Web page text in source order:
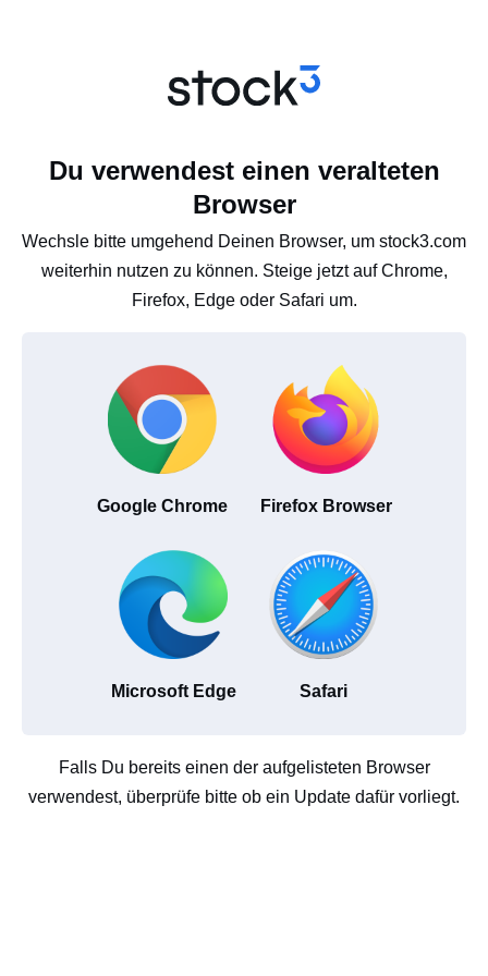
Du verwendest einen veralteten
Browser
Wechsle bitte umgehend Deinen Browser, um stock3.com
weiterhin nutzen zu können. Steige jetzt auf Chrome,
Firefox, Edge oder Safari um.
Google Chrome Firefox Browser
Microsoft Edge Safari
Falls Du bereits einen der aufgelisteten Browser
verwendest, überprüfe bitte ob ein Update dafür vorliegt.